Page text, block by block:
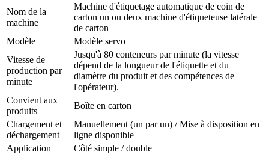
Nom de la
machine
Machine d'étiquetage automatique de coin de
carton un ou deux machine d'étiqueteuse latérale
de carton
Modèle
Modèle servo
Vitesse de
production par
minute
Jusqu'à 80 conteneurs par minute (la vitesse
dépend de la longueur de l'étiquette et du
diamètre du produit et des compétences de
l'opérateur).
Convient aux
produits
Boîte en carton
Chargement et
déchargement
Manuellement (un par un) / Mise à disposition en
ligne disponible
Application
Côté simple / double